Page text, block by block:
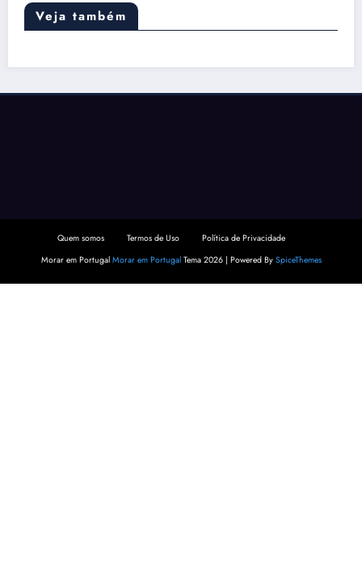
Veja também
Quem somos Termos de Uso
Política de Privacidade
Morar em Portugal Morar em PortugalTema 2026 | Powered By SpiceThemes